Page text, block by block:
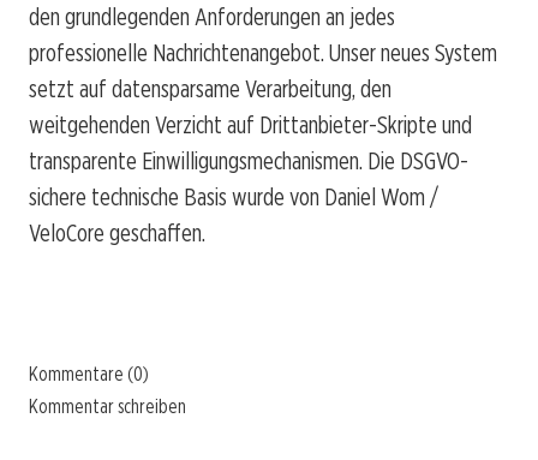
den grundlegenden Anforderungen an jedes
professionelle Nachrichtenangebot. Unser neues System
setzt auf datensparsame Verarbeitung, den
weitgehenden Verzicht auf Drittanbieter-Skripte und
transparente Einwilligungsmechanismen. Die DSGVO-
sichere technische Basis wurde von Daniel Wom /
VeloCore geschaffen.
Kommentare (0)
Kommentar schreiben